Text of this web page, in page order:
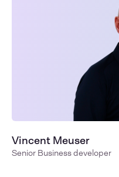
Vincent Meuser
Senior Business developer